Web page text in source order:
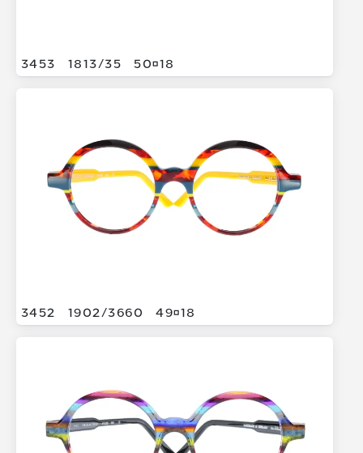
3453 1813/35 5018
3452 1902/3660 4918